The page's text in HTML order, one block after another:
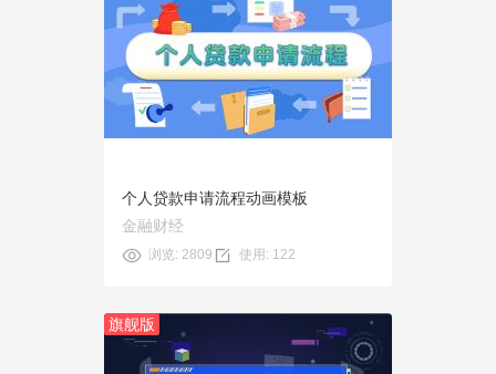
预览
使用
个人贷款申请流程动画模板
金融财经
浏览: 2809 使用: 122
旗舰版